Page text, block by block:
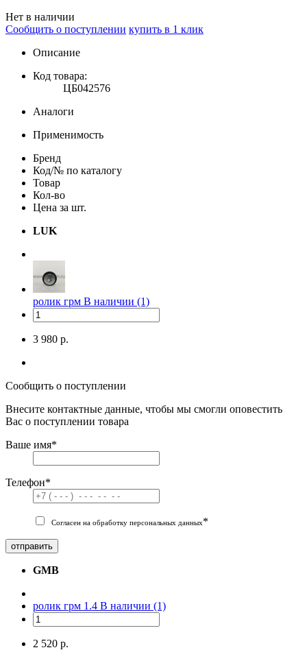
Нет в наличии
Сообщить о поступлении купить в 1 клик
Описание
Код товара:
ЦБ042576
Аналоги
Применимость
Бренд
Код/№ по каталогу
Товар
Кол-во
Цена за шт.
LUK
ролик грм В наличии (1)
3 980 р.
Сообщить о поступлении
Внесите контактные данные, чтобы мы смогли оповестить
Вас о поступлении товара
Ваше имя*
Телефон*
Согласен на обработку персональных данных*
отправить
GMB
ролик грм 1.4 В наличии (1)
2 520 р.